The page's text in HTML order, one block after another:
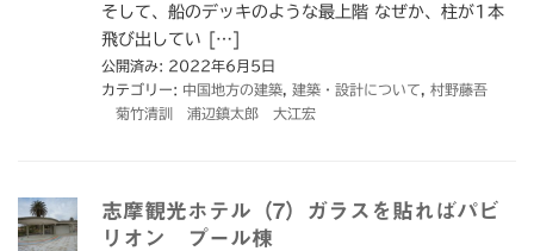
そして、船のデッキのような最上階 なぜか、柱が1本
飛び出してい […]
公開済み: 2022年6月5日
カテゴリー: 中国地方の建築, 建築・設計について, 村野藤吾
菊竹清訓 浦辺鎮太郎 大江宏
志摩観光ホテル（7）ガラスを貼ればパビ
リオン プール棟